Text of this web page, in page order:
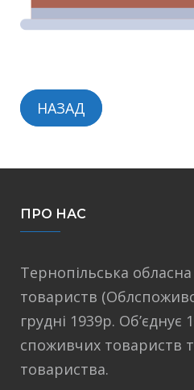
НАЗАД
ПРО НАС
Тернопільська
товариств
грудні 1939р.
споживчих товариств
товариства.